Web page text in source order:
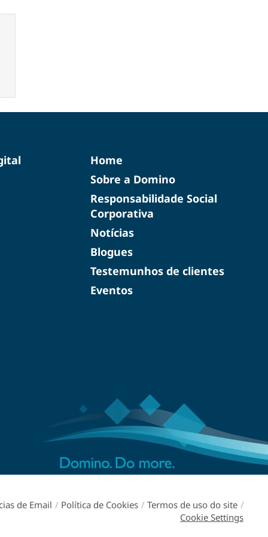
Home
Sobre a Domino
Responsabilidade Social
Corporativa
Notícias
Blogues
Testemunhos de clientes
Eventos
de Email / Política de Cookies / Termos de uso do site /
Cookie Settings